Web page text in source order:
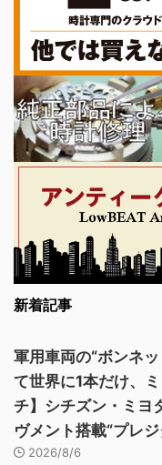
新着記事
軍用車両の“ボンネ
て世界に1本だけ、
チ】シチズン・ミヨ
ヴメント搭載“プレ
2026/8/6